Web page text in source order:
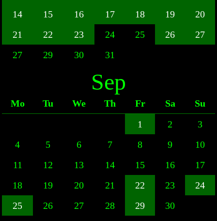
14
15 16 17 18 19
20
21
22 23 24 25 26
27
27
29 30 31
Sep
Mo Tu We Th Fr Sa
Su
1
2
3
4
5 6 7 8 9
10
11
12 13 14 15 16
17
18
19 20 21 22 23
24
25
26 27 28 29 30